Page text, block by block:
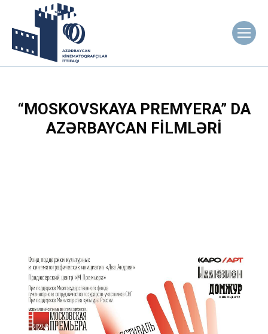
“MOSKOVSKAYA PREMYERA” DA
AZƏRBAYCAN FILMLƏRI